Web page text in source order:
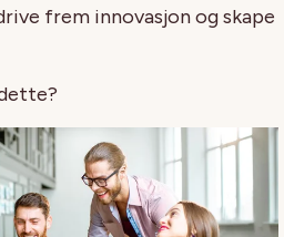
frem innovasjon og skape